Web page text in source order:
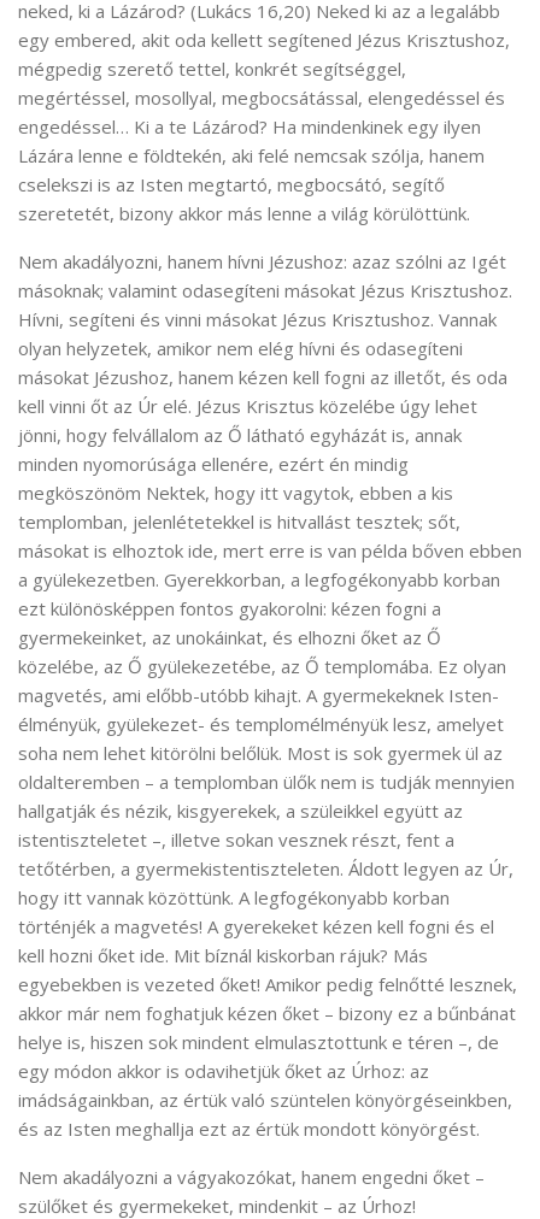
neked, ki a Lázárod? (Lukács 16,20) Neked ki az a legalább
egy embered, akit oda kellett segítened Jézus Krisztushoz,
mégpedig szerető tettel, konkrét segítséggel,
megértéssel, mosollyal, megbocsátással, elengedéssel és
engedéssel… Ki a te Lázárod? Ha mindenkinek egy ilyen
Lázára lenne e földtekén, aki felé nemcsak szólja, hanem
cselekszi is az Isten megtartó, megbocsátó, segítő
szeretetét, bizony akkor más lenne a világ körülöttünk.
Nem akadályozni, hanem hívni Jézushoz: azaz szólni az Igét
másoknak; valamint odasegíteni másokat Jézus Krisztushoz.
Hívni, segíteni és vinni másokat Jézus Krisztushoz. Vannak
olyan helyzetek, amikor nem elég hívni és odasegíteni
másokat Jézushoz, hanem kézen kell fogni az illetőt, és oda
kell vinni őt az Úr elé. Jézus Krisztus közelébe úgy lehet
jönni, hogy felvállalom az Ő látható egyházát is, annak
minden nyomorúsága ellenére, ezért én mindig
megköszönöm Nektek, hogy itt vagytok, ebben a kis
templomban, jelenlétetekkel is hitvallást tesztek; sőt,
másokat is elhoztok ide, mert erre is van példa bőven ebben
a gyülekezetben. Gyerekkorban, a legfogékonyabb korban
ezt különösképpen fontos gyakorolni: kézen fogni a
gyermekeinket, az unokáinkat, és elhozni őket az Ő
közelébe, az Ő gyülekezetébe, az Ő templomába. Ez olyan
magvetés, ami előbb-utóbb kihajt. A gyermekeknek Isten-
élményük, gyülekezet- és templomélményük lesz, amelyet
soha nem lehet kitörölni belőlük. Most is sok gyermek ül az
oldalteremben – a templomban ülők nem is tudják mennyien
hallgatják és nézik, kisgyerekek, a szüleikkel együtt az
istentiszteletet –, illetve sokan vesznek részt, fent a
tetőtérben, a gyermekistentiszteleten. Áldott legyen az Úr,
hogy itt vannak közöttünk. A legfogékonyabb korban
történjék a magvetés! A gyerekeket kézen kell fogni és el
kell hozni őket ide. Mit bíznál kiskorban rájuk? Más
egyebekben is vezeted őket! Amikor pedig felnőtté lesznek,
akkor már nem foghatjuk kézen őket – bizony ez a bűnbánat
helye is, hiszen sok mindent elmulasztottunk e téren –, de
egy módon akkor is odavihetjük őket az Úrhoz: az
imádságainkban, az értük való szüntelen könyörgéseinkben,
és az Isten meghallja ezt az értük mondott könyörgést.
Nem akadályozni a vágyakozókat, hanem engedni őket –
szülőket és gyermekeket, mindenkit – az Úrhoz!